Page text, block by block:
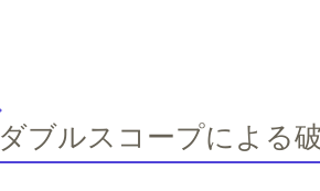
ダブルスコープによる